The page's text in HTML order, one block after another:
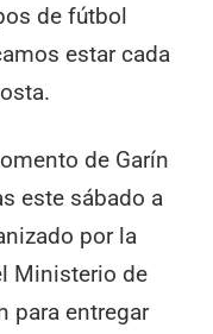
de fútbol
estar cada
de Garín
este sábado a
por la
Ministerio de
para entregar